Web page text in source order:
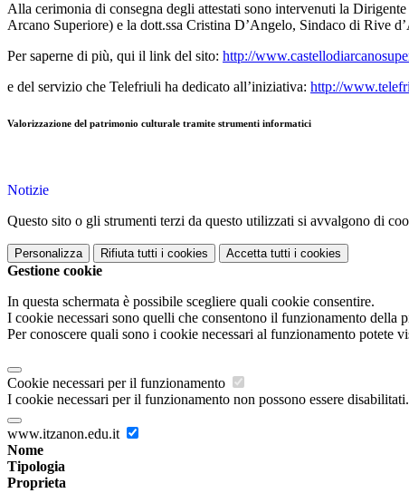
Alla cerimonia di consegna degli attestati sono intervenuti la
Arcano Superiore) e la dott.ssa Cristina D’Angelo, Sindaco di Rive
Per saperne di più, qui il link del sito: http://
e del servizio che Telefriuli ha dedicato all’iniziativa: http://
Valorizzazione del patrimonio culturale tramite strumenti informatici
Notizie
Questo sito o gli strumenti terzi da questo utilizzati si avvalgono di
Personalizza Rifiuta tutti i cookies Accetta tutti i cookies
Gestione cookie
In questa schermata è possibile scegliere quali cookie consentire.
I cookie necessari sono quelli che consentono il funzionamento della
Per conoscere quali sono i cookie necessari al funzionamento potete
Cookie necessari per il funzionamento
I cookie necessari per il funzionamento non possono essere
www.itzanon.edu.it
Nome
Tipologia
Proprieta